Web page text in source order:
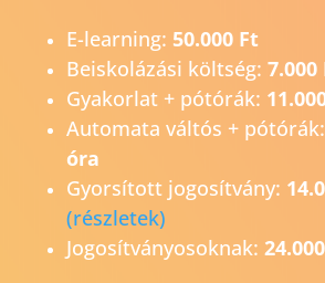
E-learning: 50.000 Ft
Beiskolázási költség: 7.000
Gyakorlat + pótórák:
Automata váltós + pótórák:
óra
Gyorsított jogosítvány: 14.0
(részletek)
Jogosítványosoknak: